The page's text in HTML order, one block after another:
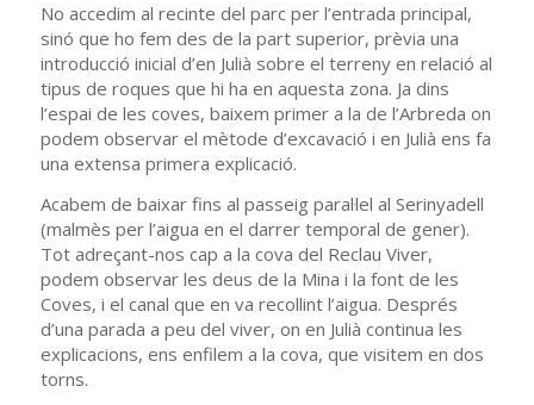
No accedim al recinte del parc per l’entrada principal,
sinó que ho fem des de la part superior, prèvia una
introducció inicial d’en Julià sobre el terreny en relació al
tipus de roques que hi ha en aquesta zona. Ja dins
l’espai de les coves, baixem primer a la de l’Arbreda on
podem observar el mètode d’excavació i en Julià ens fa
una extensa primera explicació.
Acabem de baixar fins al passeig paral·lel al Serinyadell
(malmès per l’aigua en el darrer temporal de gener).
Tot adreçant-nos cap a la cova del Reclau Viver,
podem observar les deus de la Mina i la font de les
Coves, i el canal que en va recollint l’aigua. Després
d’una parada a peu del viver, on en Julià continua les
explicacions, ens enfilem a la cova, que visitem en dos
torns.